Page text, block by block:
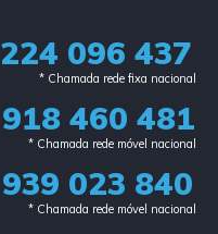
224 096 437
* Chamada rede fixa nacional​
918 460 481
* Chamada rede móvel nacional
939 023 840​
* Chamada rede móvel nacional